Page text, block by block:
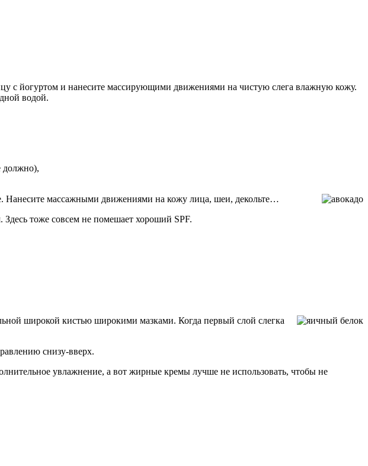
с йогуртом и нанесите массирующими движениями на чистую слега влажную кожу.
водой.
должно),
Нанесите массажными движениями на кожу лица, шеи, декольте…
Здесь тоже совсем не помешает хороший SPF.
широкой кистью широкими мазками. Когда первый слой слегка
снизу-вверх.
увлажнение, а вот жирные кремы лучше не использовать, чтобы не